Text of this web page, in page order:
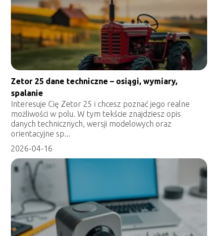
Zetor 25 dane techniczne – osiągi, wymiary,
spalanie
Interesuje Cię Zetor 25 i chcesz poznać jego realne
możliwości w polu. W tym tekście znajdziesz opis
danych technicznych, wersji modelowych oraz
orientacyjne sp...
2026-04-16